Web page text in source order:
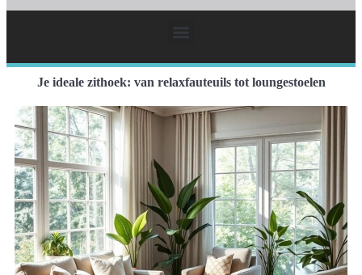
Je ideale zithoek: van relaxfauteuils tot loungestoelen